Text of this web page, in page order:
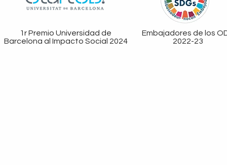
1r Premio Universidad de
Barcelona al Impacto Social 2024
Embajadores de los
2022-23